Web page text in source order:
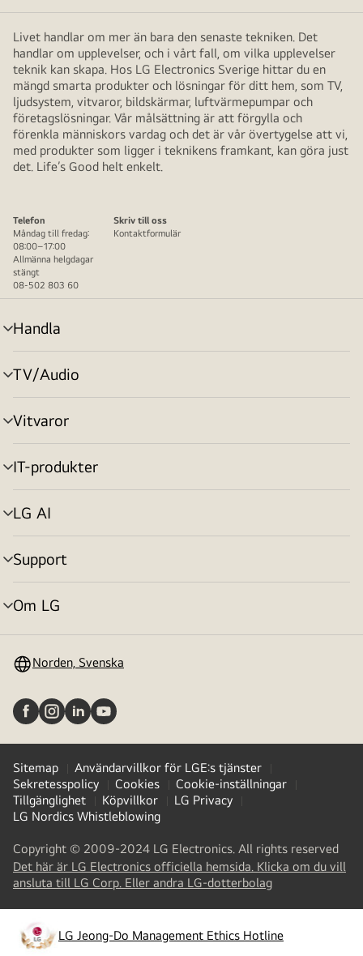
Livet handlar om mer än bara den senaste tekniken. Det
handlar om upplevelser, och i vårt fall, om vilka upplevelser
teknik kan skapa. Hos LG Electronics Sverige hittar du en
mängd smarta produkter och lösningar för ditt hem, som TV,
ljudsystem, vitvaror, bildskärmar, luftvärmepumpar och
företagslösningar. Vår målsättning är att förgylla och
förenkla människors vardag och det är vår övertygelse att vi,
med produkter som ligger i teknikens framkant, kan göra just
det. Life’s Good helt enkelt.
Telefon
Måndag till fredag:
08:00–17:00
Allmänna helgdagar
stängt
08-502 803 60
Skriv till oss
Kontaktformulär
Handla
menyväxling
TV/Audio
menyväxling
Vitvaror
menyväxling
IT-produkter
menyväxling
LG AI
menyväxling
Support
menyväxling
Om LG
menyväxling
Norden, Svenska
Sitemap
Användarvillkor för LGE:s tjänster
Sekretesspolicy
Cookies
Cookie-inställningar
Tillgänglighet
Köpvillkor
LG Privacy
LG Nordics Whistleblowing
Copyright © 2009-2024 LG Electronics. All rights reserved
Det här är LG Electronics officiella hemsida. Klicka om du vill
ansluta till LG Corp. Eller andra LG-dotterbolag(
a
new
tab
LG Jeong-Do Management Ethics Hotline
opens